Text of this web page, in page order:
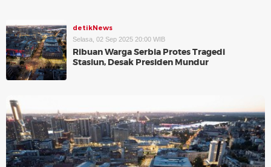
detikNews
Selasa, 02 Sep 2025 20:00 WIB
Ribuan Warga Serbia Protes Tragedi
Stasiun, Desak Presiden Mundur